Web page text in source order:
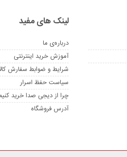
لینک های مفید
درباره‌ی ما
آموزش خرید اینترنتی
شرایط و ضوابط سفارش
سیاست حفظ اسرار
چرا از دیجی صدا خرید
آدرس فروشگاه